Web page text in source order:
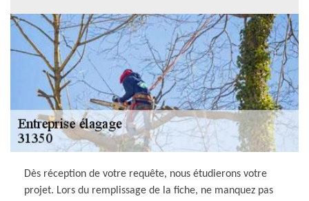
Dès réception de votre requête, nous étudierons votre
projet. Lors du remplissage de la fiche, ne manquez pas